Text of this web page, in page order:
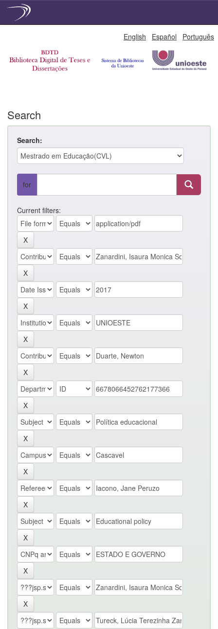
English Español Português
Search
Search:
for
Current filters: